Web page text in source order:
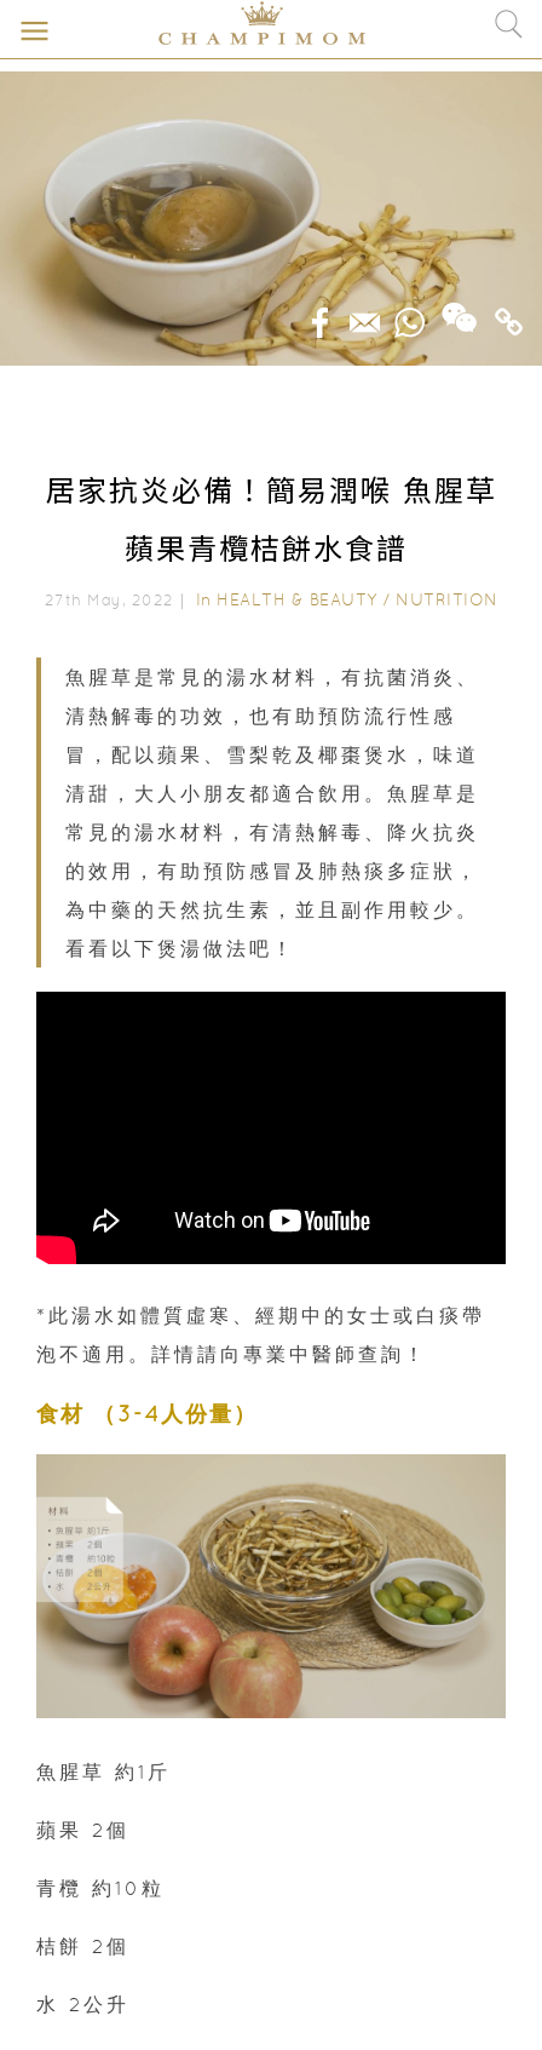
居家抗炎必備！簡易潤喉 魚腥草
蘋果青欖桔餅水食譜
27th May, 2022｜ In HEALTH & BEAUTY / NUTRITION
魚腥草是常見的湯水材料，有抗菌消炎、
清熱解毒的功效，也有助預防流行性感
冒，配以蘋果、雪梨乾及椰棗煲水，味道
清甜，大人小朋友都適合飲用。魚腥草是
常見的湯水材料，有清熱解毒、降火抗炎
的效用，有助預防感冒及肺熱痰多症狀，
為中藥的天然抗生素，並且副作用較少。
看看以下煲湯做法吧！
*此湯水如體質虛寒、經期中的女士或白痰帶
泡不適用。詳情請向專業中醫師查詢！
食材 （3-4人份量）
魚腥草 約1斤
蘋果 2個
青欖 約10粒
桔餅 2個
水 2公升